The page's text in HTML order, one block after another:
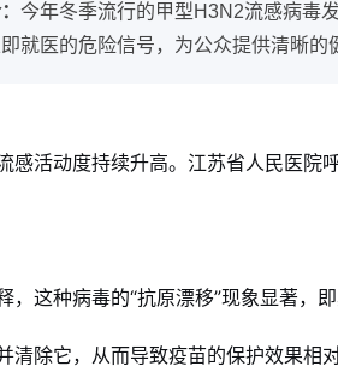
今年冬季流行的甲型H3N2流感病毒
就医的危险信号，为公众提供清晰的
感活动度持续升高。江苏省人民医院
，这种病毒的“抗原漂移”现象显著，
清除它，从而导致疫苗的保护效果相